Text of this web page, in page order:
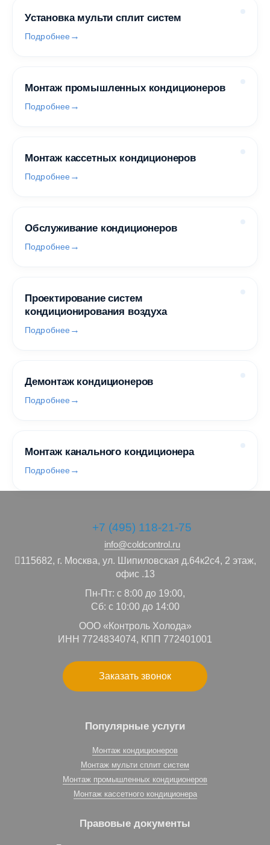
Установка мульти сплит систем
Подробнее
Монтаж промышленных кондиционеров
Подробнее
Монтаж кассетных кондиционеров
Подробнее
Обслуживание кондиционеров
Подробнее
Проектирование систем
кондиционирования воздуха
Подробнее
Демонтаж кондиционеров
Подробнее
Монтаж канального кондиционера
Подробнее
+7 (495) 118-21-75
info@coldcontrol.ru
115682, г. Москва, ул. Шипиловская д.64к2с4, 2 этаж,
офис .13
Пн-Пт: с 8:00 до 19:00,
Сб: с 10:00 до 14:00
ООО «Контроль Холода»
ИНН 7724834074, КПП 772401001
Заказать звонок
Популярные услуги
Монтаж кондиционеров
Монтаж мульти сплит систем
Монтаж промышленных кондиционеров
Монтаж кассетного кондиционера
Правовые документы